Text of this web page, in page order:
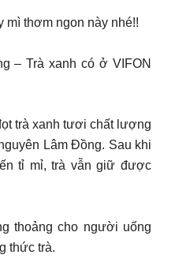
mì thơm ngon này nhé!!
– Trà xanh có ở VIFON
trà xanh tươi chất lượng
Lâm Đồng. Sau khi
tỉ mỉ, trà vẫn giữ được
thoảng cho người uống
thức trà.